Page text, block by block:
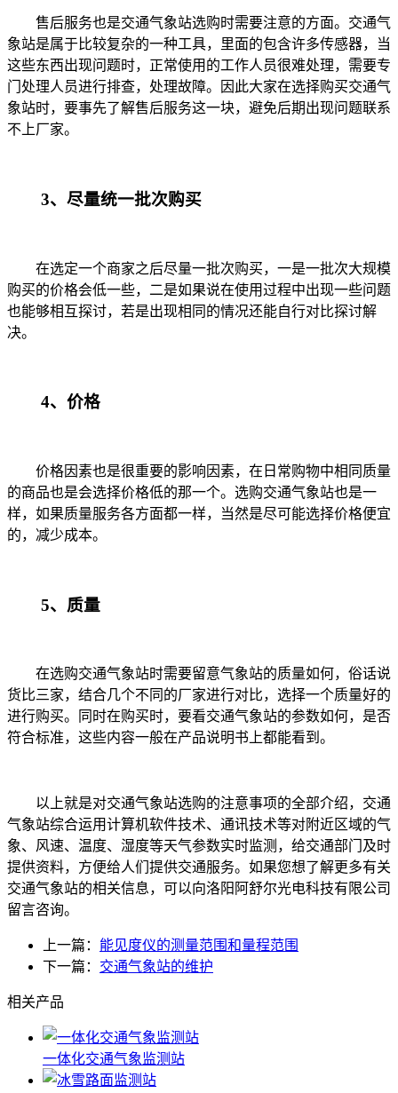
售后服务也是交通气象站选购时需要注意的方面。交通气
象站是属于比较复杂的一种工具，里面的包含许多传感器，当
这些东西出现问题时，正常使用的工作人员很难处理，需要专
门处理人员进行排查，处理故障。因此大家在选择购买交通气
象站时，要事先了解售后服务这一块，避免后期出现问题联系
不上厂家。
3、尽量统一批次购买
在选定一个商家之后尽量一批次购买，一是一批次大规模
购买的价格会低一些，二是如果说在使用过程中出现一些问题
也能够相互探讨，若是出现相同的情况还能自行对比探讨解
决。
4、价格
价格因素也是很重要的影响因素，在日常购物中相同质量
的商品也是会选择价格低的那一个。选购交通气象站也是一
样，如果质量服务各方面都一样，当然是尽可能选择价格便宜
的，减少成本。
5、质量
在选购交通气象站时需要留意气象站的质量如何，俗话说
货比三家，结合几个不同的厂家进行对比，选择一个质量好的
进行购买。同时在购买时，要看交通气象站的参数如何，是否
符合标准，这些内容一般在产品说明书上都能看到。
以上就是对交通气象站选购的注意事项的全部介绍，交通
气象站综合运用计算机软件技术、通讯技术等对附近区域的气
象、风速、温度、湿度等天气参数实时监测，给交通部门及时
提供资料，方便给人们提供交通服务。如果您想了解更多有关
交通气象站的相关信息，可以向洛阳阿舒尔光电科技有限公司
留言咨询。
上一篇： 能见度仪的测量范围和量程范围
下一篇： 交通气象站的维护
相关产品
一体化交通气象监测站